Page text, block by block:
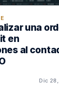
una
en
al
Dic